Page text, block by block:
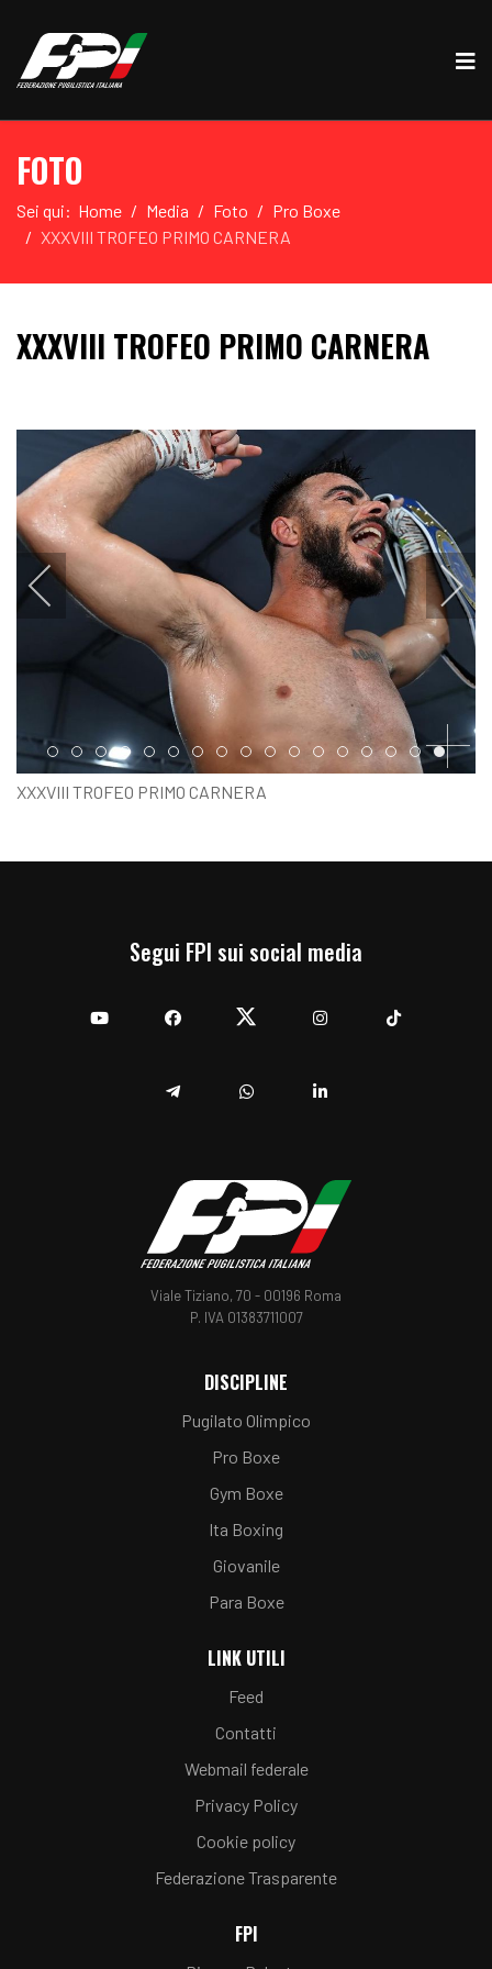
FOTO
Sei qui: Home Media Foto
Pro Boxe
XXXVIII TROFEO PRIMO CARNERA
XXXVIII TROFEO PRIMO CARNERA
Item 0Item 1Item 2Item 3Item 4Item 5Item 6Item 7Item 8Item 9Item 10Item 11Item 12Item 13Item 14Item 15
Item
XXXVIII TROFEO PRIMO CARNERA
Segui FPI sui social media
Viale Tiziano, 70 - 00196 Roma
P. IVA 01383711007
DISCIPLINE
Pugilato Olimpico
Pro Boxe
Gym Boxe
Ita Boxing
Giovanile
Para Boxe
LINK UTILI
Feed
Contatti
Webmail federale
Privacy Policy
Cookie policy
Federazione Trasparente
FPI